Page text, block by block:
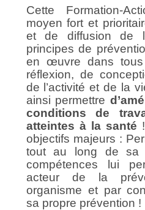
Cette Formation-
moyen fort et
et de diffusion de
principes de
en œuvre dans
réflexion, de
de l’activité et de la
ainsi permettre
conditions de
atteintes à la santé
objectifs majeurs :
tout au long de sa
compétences lui
acteur de la
organisme et par
sa propre prévention !